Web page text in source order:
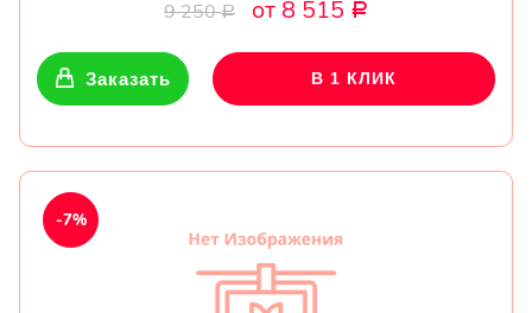
9 250Р от 8 515 Р
Заказать В 1 КЛИК
-7%